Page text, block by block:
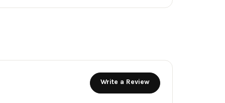
Write a Review